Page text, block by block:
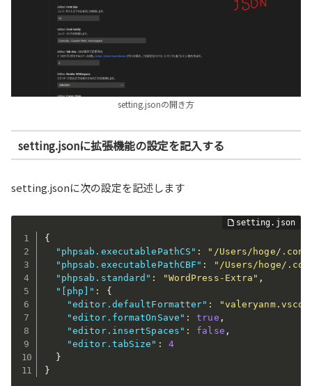
setting.jsonの開き方
setting.jsonに拡張機能の設定を記入する
setting.jsonに次の設定を記述します
{
"phpsab.executablePathCS" :
"/Users/hoge/
"phpsab.executablePathCBF" :
"/Users/hoge/
"phpsab.standard" : "WordPress-Extra" ,
"[php]" :
{
"editor.defaultFormatter" :
"editor.formatOnSave" : true ,
"editor.insertSpaces" : false ,
"editor.tabSize" :
4
}
}